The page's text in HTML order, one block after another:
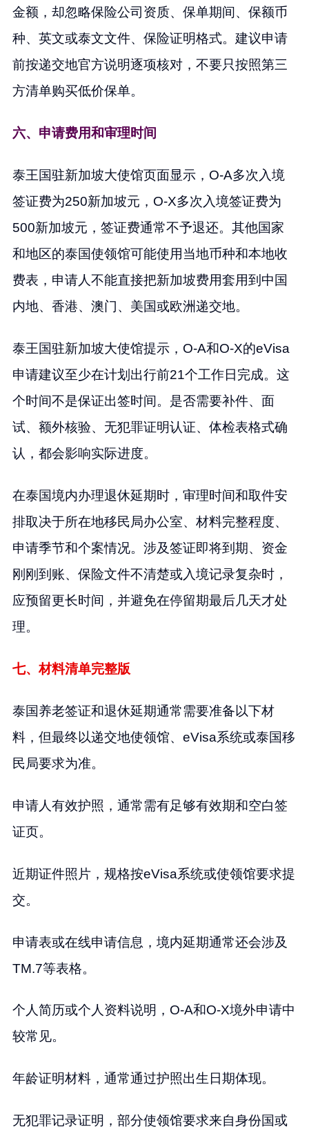
金额，却忽略保险公司资质、保单期间、保额币
种、英文或泰文文件、保险证明格式。建议申请
前按递交地官方说明逐项核对，不要只按照第三
方清单购买低价保单。
六、申请费用和审理时间
泰王国驻新加坡大使馆页面显示，O-A多次入境
签证费为250新加坡元，O-X多次入境签证费为
500新加坡元，签证费通常不予退还。其他国家
和地区的泰国使领馆可能使用当地币种和本地收
费表，申请人不能直接把新加坡费用套用到中国
内地、香港、澳门、美国或欧洲递交地。
泰王国驻新加坡大使馆提示，O-A和O-X的eVisa
申请建议至少在计划出行前21个工作日完成。这
个时间不是保证出签时间。是否需要补件、面
试、额外核验、无犯罪证明认证、体检表格式确
认，都会影响实际进度。
在泰国境内办理退休延期时，审理时间和取件安
排取决于所在地移民局办公室、材料完整程度、
申请季节和个案情况。涉及签证即将到期、资金
刚刚到账、保险文件不清楚或入境记录复杂时，
应预留更长时间，并避免在停留期最后几天才处
理。
七、材料清单完整版
泰国养老签证和退休延期通常需要准备以下材
料，但最终以递交地使领馆、eVisa系统或泰国移
民局要求为准。
申请人有效护照，通常需有足够有效期和空白签
证页。
近期证件照片，规格按eVisa系统或使领馆要求提
交。
申请表或在线申请信息，境内延期通常还会涉及
TM.7等表格。
个人简历或个人资料说明，O-A和O-X境外申请中
较常见。
年龄证明材料，通常通过护照出生日期体现。
无犯罪记录证明，部分使领馆要求来自身份国或